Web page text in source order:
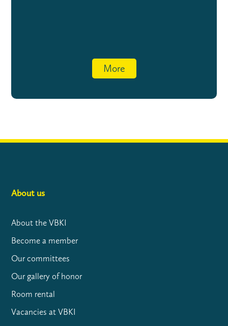
More
About us
About the VBKI
Become a member
Our committees
Our gallery of honor
Room rental
Vacancies at VBKI